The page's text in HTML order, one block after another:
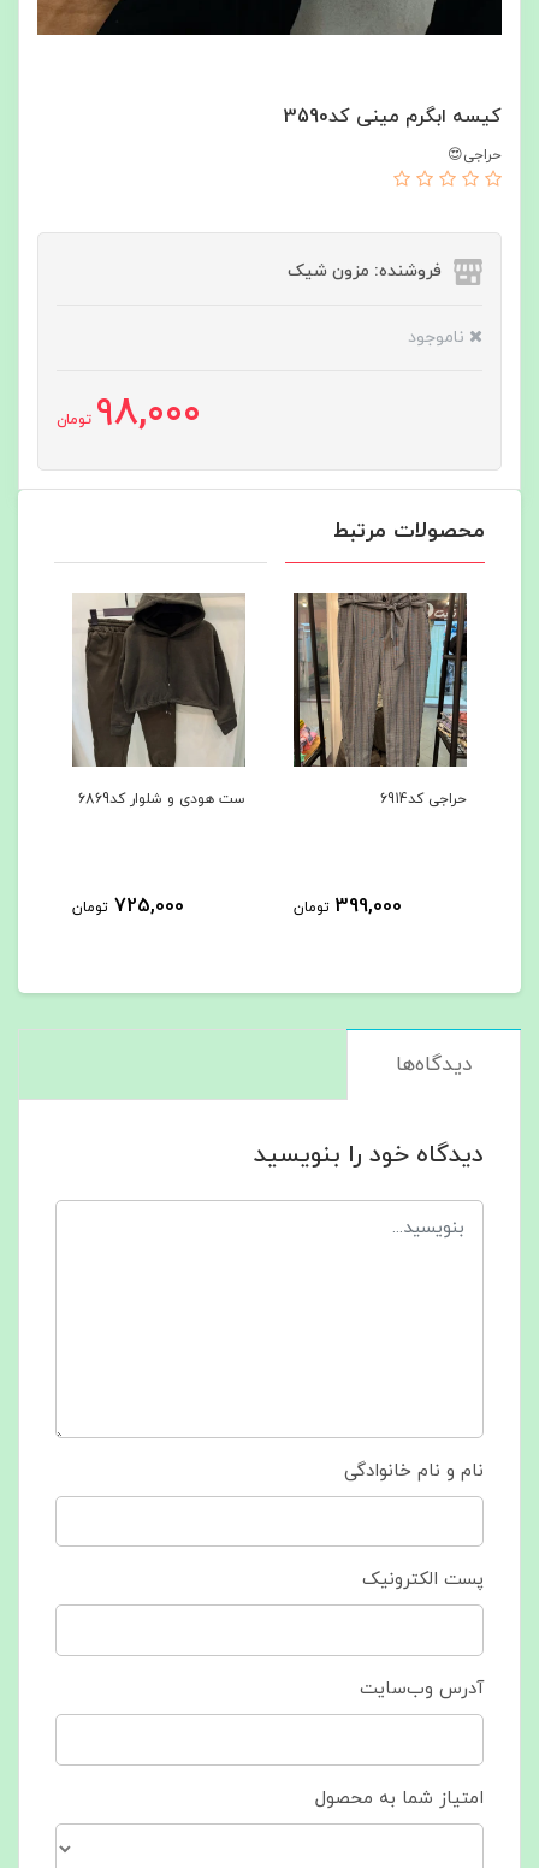
کیسه ابگرم مینی کد3590
حراجی😍
فروشنده: مزون شیک
ناموجود
98,000 تومان
محصولات مرتبط
ست هودی و شلوار کد6869
725,000 تومان
ست هودی و شلوار کد6867
725,000 تومان
دیدگاه‌ها
دیدگاه خود را بنویسید
نام و نام خانوادگی
پست الکترونیک
آدرس وب‌سایت
امتیاز شما به محصول